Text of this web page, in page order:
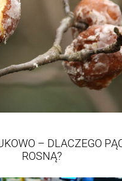
– DLACZEGO
ROSNĄ?